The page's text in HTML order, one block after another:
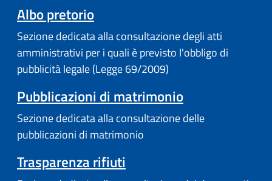
Albo pretorio
Sezione dedicata alla consultazione degli atti
amministrativi per i quali è previsto l'obbligo di
pubblicità legale (Legge 69/2009)
Pubblicazioni di matrimonio
Sezione dedicata alla consultazione delle
pubblicazioni di matrimonio
Trasparenza rifiuti